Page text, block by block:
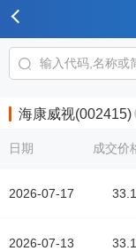
海康威视(002415)
日期
2026-07-17
2026-07-13
成交价